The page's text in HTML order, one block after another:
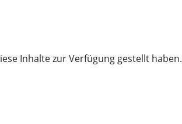
Inhalte zur Verfügung gestellt haben.